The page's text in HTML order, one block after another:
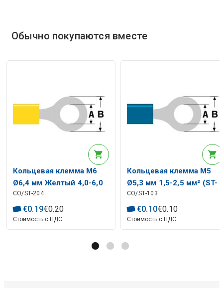
Обычно покупаются вместе
Кольцевая клемма M6
Ø6,4 мм Желтый 4,0-6,0
мм² (ST-204) RoHS
CO/ST-204
€0.19€0.20
Стоимость с НДС
Кольцевая клемма M5
Ø5,3 мм 1,5-2,5 мм² (ST-
103) RoHS
CO/ST-103
€0.10€0.10
Стоимость с НДС